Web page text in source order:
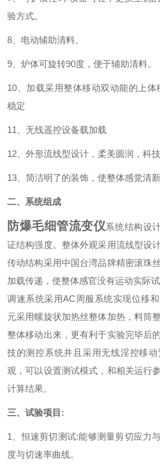
验方式。
8、电动辅助清料。
9、炉体可旋转90度，便于辅助清料。
10、加载采用整体移动双动能的上
稳定
11、无线遥控设备载加载
12、外形流线型设计，柔美圆润，科
13、简洁明了的装饰，使整体感觉清
二、系统组成
防爆毛细管流变仪系统结构设
证结构强度。整体外观采用流线型设
传动结构采用中国台湾品牌精密滚珠
加载传递，使整体感官没有运动实际
调速系统采用AC周服系统实现位移
元采用螺旋状加热丝整体加热，料筒
整体移动出来，更有利于实验完毕后
技的测控系统并且采用无线淫控移
观，可以设置测试模式，和相关运行
计算结果。
三、试验项目:
1、恒速剪切测试:能够测量剪切应力
度与切速率曲线。